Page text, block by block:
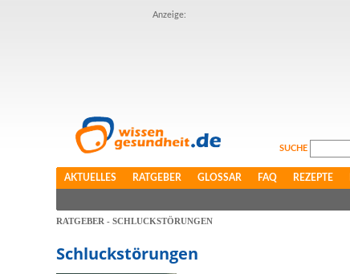
Anzeige:
SUCHE
AKTUELLES RATGEBER GLOSSAR FAQ REZEPTE
RATGEBER - SCHLUCKSTÖRUNGEN
Schluckstörungen